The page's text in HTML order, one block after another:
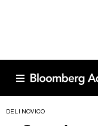
DELI NOVICO